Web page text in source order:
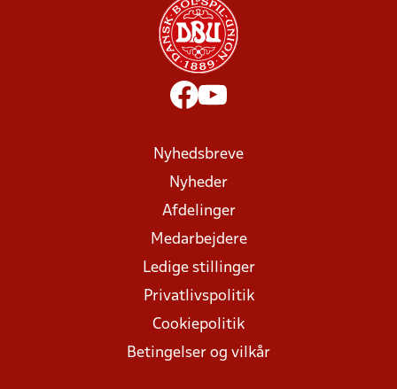
Nyhedsbreve
Nyheder
Afdelinger
Medarbejdere
Ledige stillinger
Privatlivspolitik
Cookiepolitik
Betingelser og vilkår